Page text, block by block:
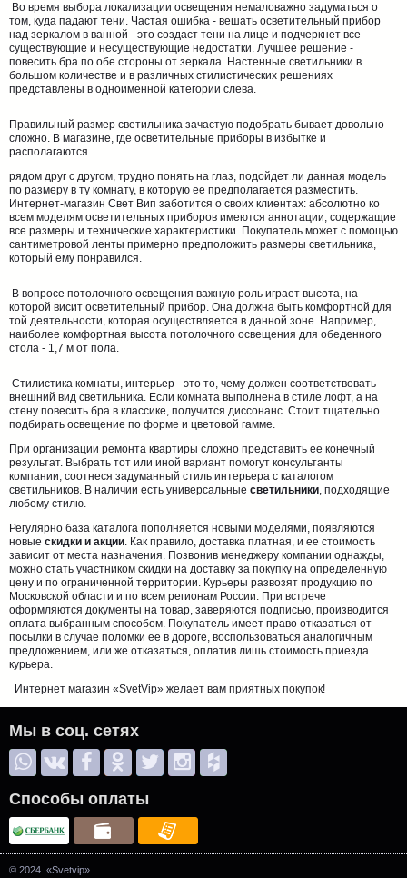
Во время выбора локализации освещения немаловажно задуматься о
том, куда падают тени. Частая ошибка - вешать осветительный прибор
над зеркалом в ванной - это создаст тени на лице и подчеркнет все
существующие и несуществующие недостатки. Лучшее решение -
повесить бра по обе стороны от зеркала. Настенные светильники в
большом количестве и в различных стилистических решениях
представлены в одноименной категории слева.
Правильный размер светильника зачастую подобрать бывает довольно
сложно. В магазине, где осветительные приборы в избытке и
располагаются
рядом друг с другом, трудно понять на глаз, подойдет ли данная модель
по размеру в ту комнату, в которую ее предполагается разместить.
Интернет-магазин Свет Вип заботится о своих клиентах: абсолютно ко
всем моделям осветительных приборов имеются аннотации, содержащие
все размеры и технические характеристики. Покупатель может с помощью
сантиметровой ленты примерно предположить размеры светильника,
который ему понравился.
В вопросе потолочного освещения важную роль играет высота, на
которой висит осветительный прибор. Она должна быть комфортной для
той деятельности, которая осуществляется в данной зоне. Например,
наиболее комфортная высота потолочного освещения для обеденного
стола - 1,7 м от пола.
Стилистика комнаты, интерьер - это то, чему должен соответствовать
внешний вид светильника. Если комната выполнена в стиле лофт, а на
стену повесить бра в классике, получится диссонанс. Стоит тщательно
подбирать освещение по форме и цветовой гамме.
При организации ремонта квартиры сложно представить ее конечный
результат. Выбрать тот или иной вариант помогут консультанты
компании, соотнеся задуманный стиль интерьера с каталогом
светильников. В наличии есть универсальные светильники, подходящие
любому стилю.
Регулярно база каталога пополняется новыми моделями, появляются
новые скидки и акции. Как правило, доставка платная, и ее стоимость
зависит от места назначения. Позвонив менеджеру компании однажды,
можно стать участником скидки на доставку за покупку на определенную
цену и по ограниченной территории. Курьеры развозят продукцию по
Московской области и по всем регионам России. При встрече
оформляются документы на товар, заверяются подписью, производится
оплата выбранным способом. Покупатель имеет право отказаться от
посылки в случае поломки ее в дороге, воспользоваться аналогичным
предложением, или же отказаться, оплатив лишь стоимость приезда
курьера.
Интернет магазин «SvetVip» желает вам приятных покупок!
Мы в соц. сетях
Способы оплаты
© 2024 «Svetvip»